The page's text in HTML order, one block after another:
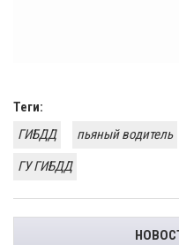
Теги:
ГИБДД
пьяный водитель
ГУ ГИБДД